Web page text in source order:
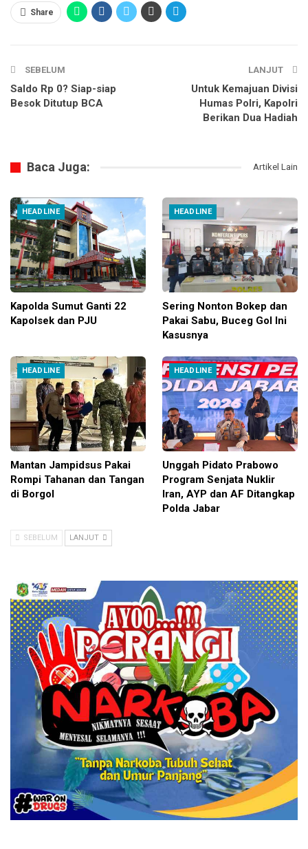
Share
SEBELUM
Saldo Rp 0? Siap-siap
Besok Ditutup BCA
LANJUT
Untuk Kemajuan Divisi
Humas Polri, Kapolri
Berikan Dua Hadiah
Baca Juga: Artikel Lain
HEADLINE
Kapolda Sumut Ganti 22
Kapolsek dan PJU
HEADLINE
Sering Nonton Bokep dan
Pakai Sabu, Buceg Gol Ini
Kasusnya
HEADLINE
Mantan Jampidsus Pakai
Rompi Tahanan dan Tangan
di Borgol
HEADLINE
Unggah Pidato Prabowo
Program Senjata Nuklir
Iran, AYP dan AF Ditangkap
Polda Jabar
SEBELUM LANJUT